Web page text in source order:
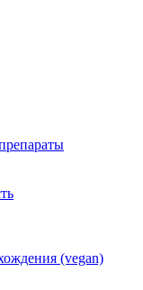
(vegan)